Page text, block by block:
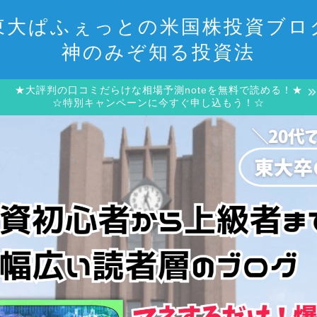
大ぱふぇっとの米国株投資ブロ
神のみぞ知る投資法
★大評判の口コミだらけな相場予測noteを無料で読める！★
☆特別キャンペーンに今すぐ申し込もう！☆